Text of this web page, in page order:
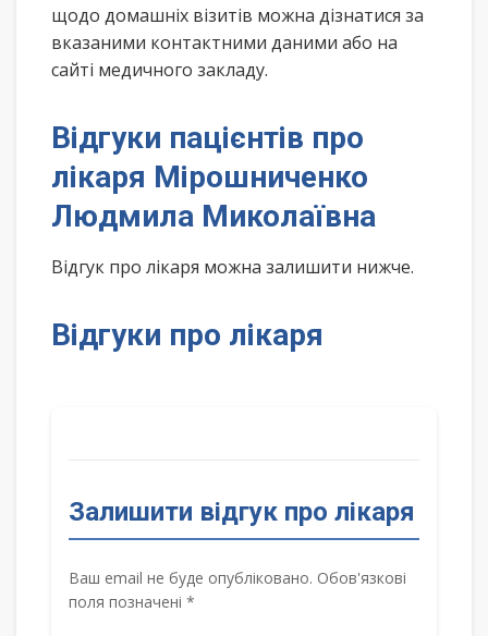
щодо домашніх візитів можна дізнатися за
вказаними контактними даними або на
сайті медичного закладу.
Відгуки пацієнтів про
лікаря Мірошниченко
Людмила Миколаївна
Відгук про лікаря можна залишити нижче.
Відгуки про лікаря
Залишити відгук про лікаря
Ваш email не буде опубліковано. Обов'язкові
поля позначені *